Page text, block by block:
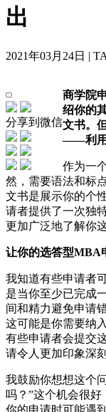
出
2021年03月24日 |
分享到微信
商学院
绍你的
文书。
——利用
作为一
然，需要语法和标
文书是展示你的个
请者提供了一次独
更加广泛地了解你
让你的选答型MBA
我知道有些申请者
是当你至少已完成
间和精力避免申请
这可能是你需要纳
有些申请者会提交
请令人更加印象深刻
我鼓励你想想这个
吗？”这个机会很
你的申请时可能遇